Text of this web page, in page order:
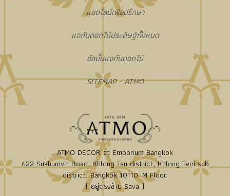
แอดไลน์เพื่อปรึกษา
แจกันดอกไม้ประดิษฐ์ทั้งหมด
อัลบั้มแจกันดอกไม้
SITEMAP - ATMO
ATMO DECOR at Emporium Bangkok
622 Sukhumvit Road, Khlong Tan district, Khlong Teoi sub
district, Bangkok 10110. M Floor.
( อยู่ตรงข้าม Sava )